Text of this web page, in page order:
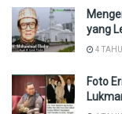
yang
4
Foto